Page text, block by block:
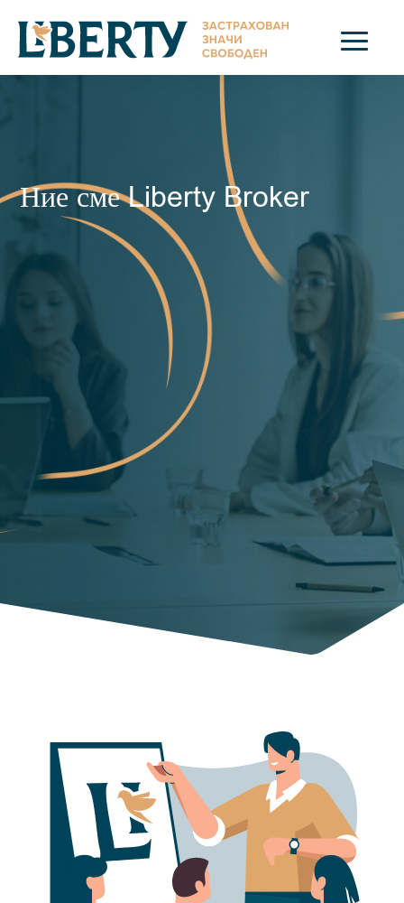
Ние сме Liberty Broker